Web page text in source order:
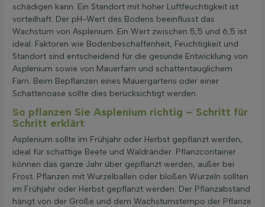
schädigen kann. Ein Standort mit hoher Luftfeuchtigkeit ist
vorteilhaft. Der pH-Wert des Bodens beeinflusst das
Wachstum von Asplenium. Ein Wert zwischen 5,5 und 6,5 ist
ideal. Faktoren wie Bodenbeschaffenheit, Feuchtigkeit und
Standort sind entscheidend für die gesunde Entwicklung von
Asplenium sowie von Mauerfarn und schattentauglichem
Farn. Beim Bepflanzen eines Mauergartens oder einer
Schattenoase sollte dies berücksichtigt werden.
So pflanzen Sie Asplenium richtig – Schritt für
Schritt erklärt
Asplenium sollte im Frühjahr oder Herbst gepflanzt werden,
ideal für schattige Beete und Waldränder. Pflanzcontainer
können das ganze Jahr über gepflanzt werden, außer bei
Frost. Pflanzen mit Wurzelballen oder bloßen Wurzeln sollten
im Frühjahr oder Herbst gepflanzt werden. Der Pflanzabstand
hängt von der Größe und dem Wachstumstempo der Pflanze